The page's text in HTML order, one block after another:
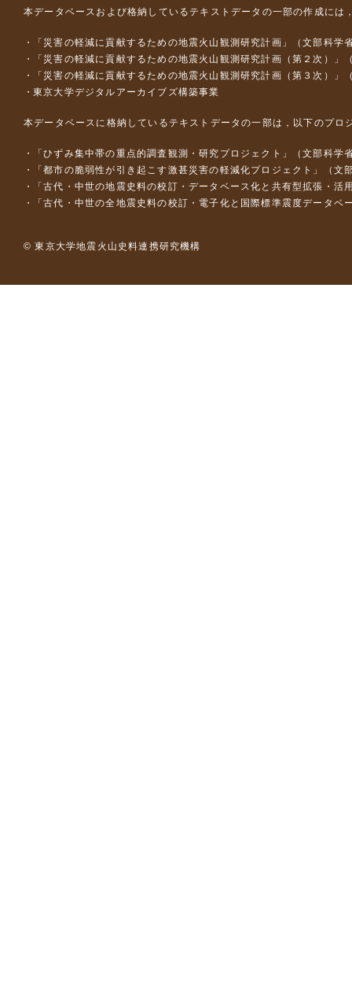
本データベースおよび格納しているテキストデータの一部の作成には
「災害の軽減に貢献するための地震火山観測研究計画」（文部科学
「災害の軽減に貢献するための地震火山観測研究計画（第２次）」
「災害の軽減に貢献するための地震火山観測研究計画（第３次）」
東京大学デジタルアーカイブズ構築事業
本データベースに格納しているテキストデータの一部は，以下のプロ
「ひずみ集中帯の重点的調査観測・研究プロジェクト」（文部科
「都市の脆弱性が引き起こす激甚災害の軽減化プロジェクト」（
「古代・中世の地震史料の校訂・データベース化と共有型拡張・
「古代・中世の全地震史料の校訂・電子化と国際標準震度データ
© 東京大学地震火山史料連携研究機構